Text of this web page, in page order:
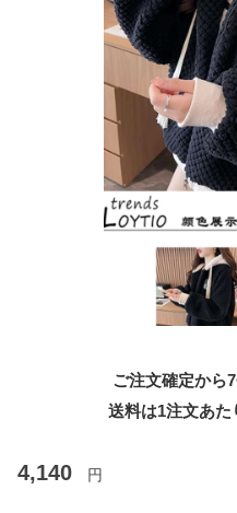
ご注文確定から
送料は1注文あた
4,140 円